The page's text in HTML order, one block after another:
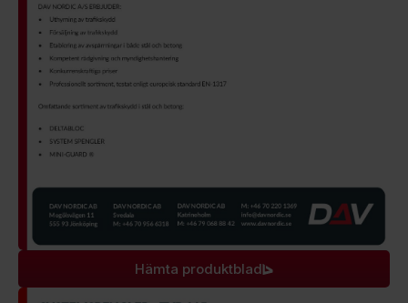
Hämta produktblad